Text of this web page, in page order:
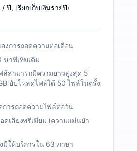
/ ปี, เรียกเก็บเงินรายปี)
งการถอดความต่อเดือน
นาทีเพิ่มเติม
ล์สามารถมีความยาวสูงสุด 5
อัปโหลดไฟล์ได้ 50 ไฟล์ในครั้ง
การถอดความไฟล์ต่อวัน
ดเสียงพรีเมียม (ความแม่นยำ
มีให้บริการใน 63 ภาษา